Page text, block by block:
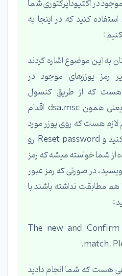
موجود در اکتیودایرکتوری شما
کنید که در اینجا به
:
به این موضوع اشاره کردند
رمز یوزرهای موجود در
هست که از طریق کنسول
Active directory یعنی همون dsa.msc اقدام
لازم هست که روی یوزر مورد
نظرتون راست کلیک کنید و Reset password رو
از شما خواسته میشه که رمز
، در صورتی که رمز عبور
هم مطابقت نداشته باشند با
:
The new and
match.
هست که شما انجام دادید